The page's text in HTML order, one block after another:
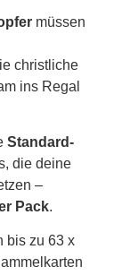
müssen
christliche
ins Regal
Standard-
die deine
–
Pack.
bis zu 63 x